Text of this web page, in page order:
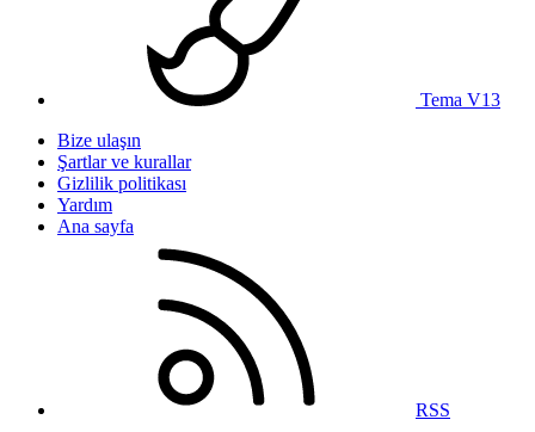
Tema V13
Bize ulaşın
Şartlar ve kurallar
Gizlilik politikası
Yardım
Ana sayfa
RSS